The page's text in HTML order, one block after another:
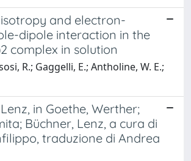
and electron-
dipole interaction in the
complex in solution
R.; Gaggelli, E.; Antholine, W. E.;
in Goethe, Werther;
Büchner, Lenz, a cura di
traduzione di Andrea